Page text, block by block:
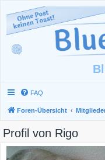
FAQ
Foren-Übersicht
Profil von Rigo